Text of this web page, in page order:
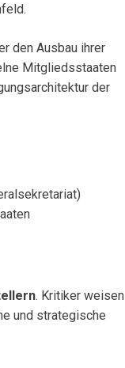
den Ausbau ihrer
Mitgliedsstaaten
der
. Kritiker weisen
und strategische